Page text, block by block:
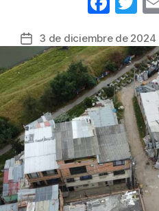
c
e
b
o
o
k
itt
er
Fecha
de
la
entrada
3 de diciembre de 2024